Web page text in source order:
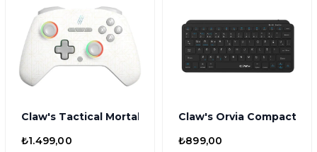
Claw's Tactical Mortal 2.4 Ghz/BT Çift Kablosuz Mod
₺1.499,00
Claw's Orvia Compact
₺899,00